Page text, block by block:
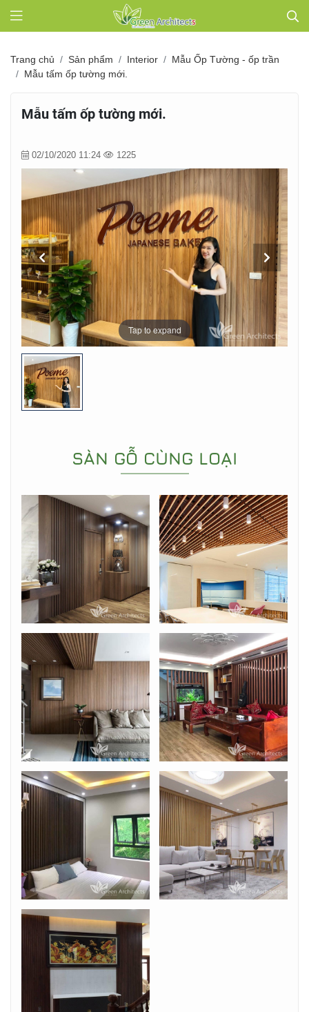
Trang chủ Sản phẩm Interior
Mẫu Ốp Tường - ốp trần
Mẫu tấm ốp tường mới.
Mẫu tấm ốp tường mới.
02/10/2020 11:24 1225
Tap to expand
SÀN GỖ CÙNG LOẠI